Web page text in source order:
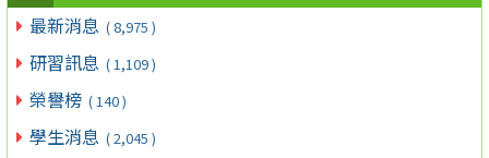
最新消息 ( 8,975 )
研習訊息 ( 1,109 )
榮譽榜 ( 140 )
學生消息 ( 2,045 )